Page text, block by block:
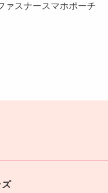
ァスナースマホポーチ
ズ